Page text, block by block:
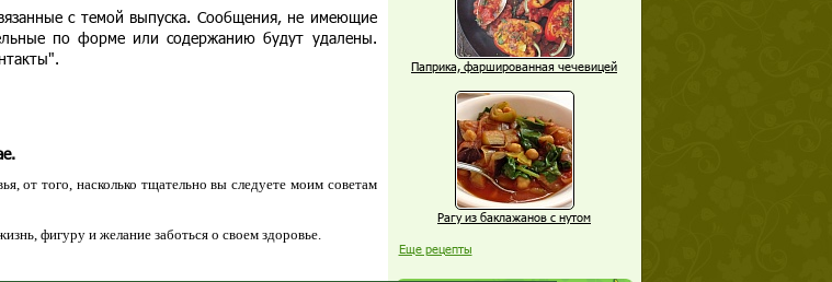
с темой выпуска. Сообщения, не имеющие
по форме или содержанию будут удалены.
от того, насколько тщательно вы следуете моим советам
фигуру и желание заботься о своем здоровье.
Паприка, фаршированная чечевицей
Рагу из баклажанов с нутом
Еще рецепты